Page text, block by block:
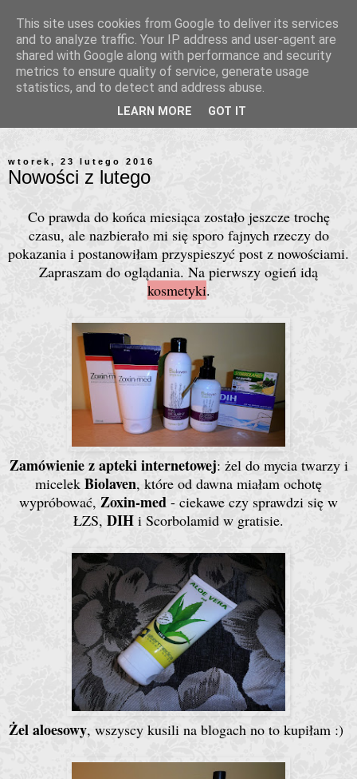
wtorek, 23 lutego 2016
Nowości z lutego
Co prawda do końca miesiąca zostało jeszcze trochę
czasu, ale nazbierało mi się sporo fajnych rzeczy do
pokazania i postanowiłam przyspieszyć post z nowościami.
Zapraszam do oglądania. Na pierwszy ogień idą
kosmetyki.
Zamówienie z apteki internetowej: żel do mycia twarzy i
micelek Biolaven, które od dawna miałam ochotę
wypróbować, Zoxin-med - ciekawe czy sprawdzi się w
ŁZS, DIH i Scorbolamid w gratisie.
Żel aloesowy, wszyscy kusili na blogach no to kupiłam :)
This site uses cookies from Google to deliver its services
and to analyze traffic. Your IP address and user-agent are
shared with Google along with performance and security
metrics to ensure quality of service, generate usage
statistics, and to detect and address abuse.
LEARN MORE GOT IT